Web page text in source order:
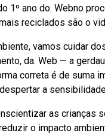
1º ano do. Webno
reciclados são o
vamos cuidar
da. Web — a
correta é de suma
a
as crianças
o impacto